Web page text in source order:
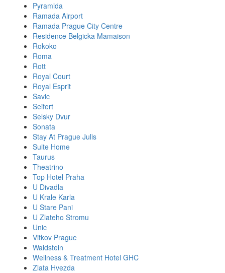
Pyramida
Ramada Airport
Ramada Prague City Centre
Residence Belgicka Mamaison
Rokoko
Roma
Rott
Royal Court
Royal Esprit
Savic
Seifert
Selsky Dvur
Sonata
Stay At Prague Julis
Suite Home
Taurus
Theatrino
Top Hotel Praha
U Divadla
U Krale Karla
U Stare Pani
U Zlateho Stromu
Unic
Vitkov Prague
Waldstein
Wellness & Treatment Hotel GHC
Zlata Hvezda